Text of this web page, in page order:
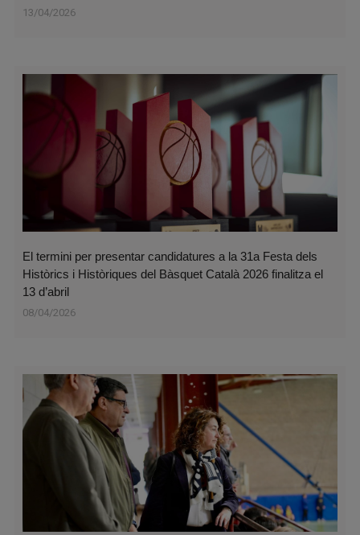
13/04/2026
El termini per presentar candidatures a la 31a Festa dels
Històrics i Històriques del Bàsquet Català 2026 finalitza el
13 d’abril
08/04/2026